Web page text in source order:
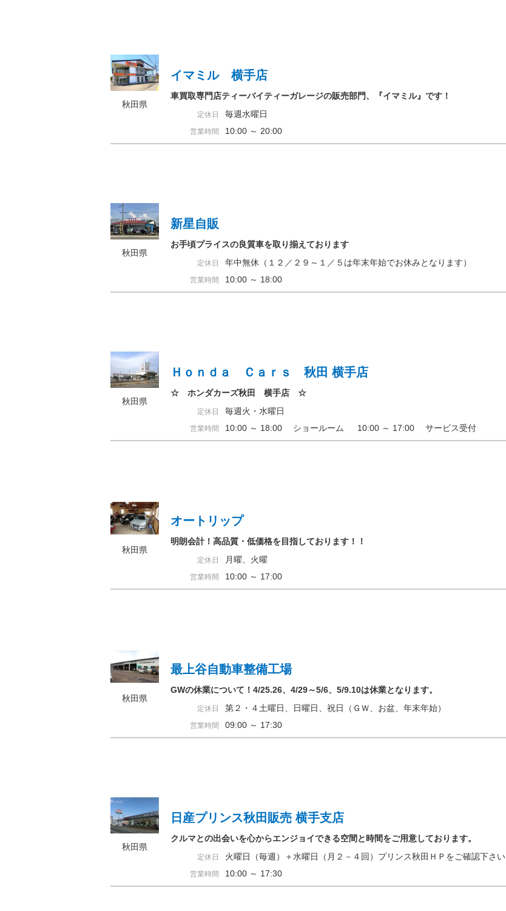
秋田県
イマミル 横手店
車買取専門店ティーバイティーガレージの販売部門、『イマミル』です！
定休日 毎週水曜日
営業時間 10:00 ～ 20:00
秋田県
新星自販
お手頃プライスの良質車を取り揃えております
定休日 年中無休（１２／２９～１／５は年末年始でお休みとなります）
営業時間 10:00 ～ 18:00
秋田県
Ｈｏｎｄａ Ｃａｒｓ 秋田 横手店
☆ ホンダカーズ秋田 横手店 ☆
定休日 毎週火・水曜日
営業時間 10:00 ～ 18:00 ショールーム 10:00 ～ 17:00 サービス受付
秋田県
オートリップ
明朗会計！高品質・低価格を目指しております！！
定休日 月曜、火曜
営業時間 10:00 ～ 17:00
秋田県
最上谷自動車整備工場
GWの休業について！4/25.26、4/29～5/6、5/9.10は休業となります。
定休日 第２・４土曜日、日曜日、祝日（ＧＷ、お盆、年末年始）
営業時間 09:00 ～ 17:30
秋田県
日産プリンス秋田販売 横手支店
クルマとの出会いを心からエンジョイできる空間と時間をご用意しております。
定休日 火曜日（毎週）＋水曜日（月２－４回）プリンス秋田ＨＰをご確認下さい
営業時間 10:00 ～ 17:30